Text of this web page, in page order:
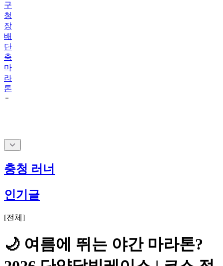
구
청
장
배
단
축
마
라
톤
충청 러너
인기글
[전체 ]
🌙 여름에 뛰는 야간 마라톤?